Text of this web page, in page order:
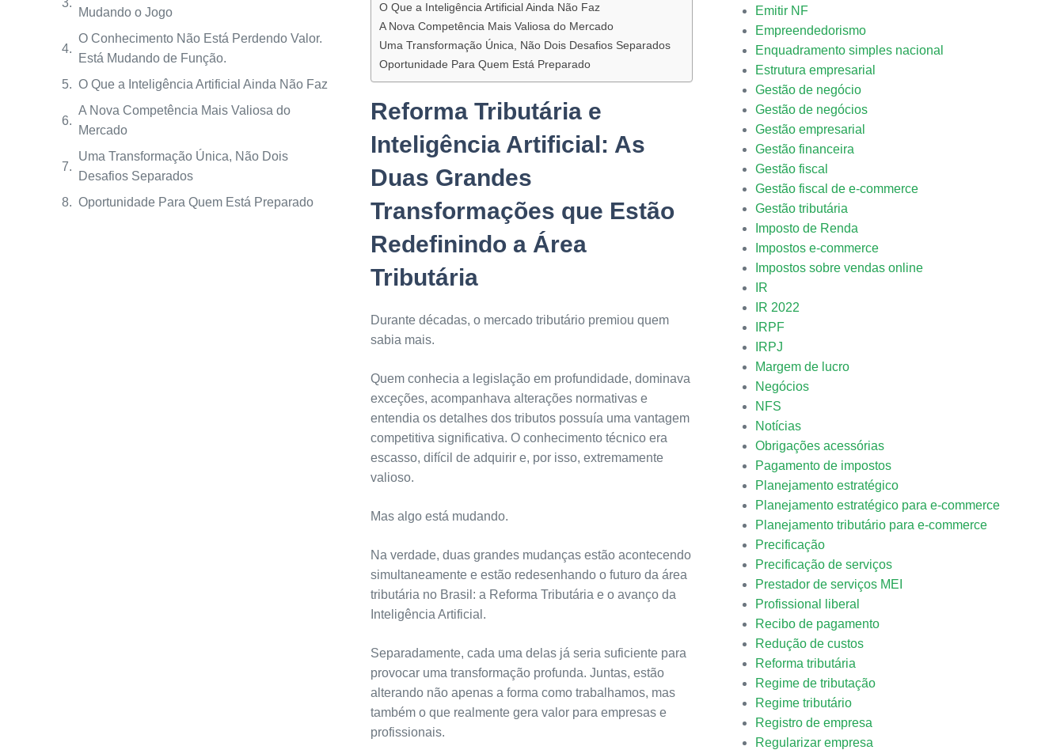
Mudando o Jogo
O Conhecimento Não Está Perdendo Valor.
Está Mudando de Função.
O Que a Inteligência Artificial Ainda Não Faz
A Nova Competência Mais Valiosa do
Mercado
Uma Transformação Única, Não Dois
Desafios Separados
Oportunidade Para Quem Está Preparado
O Que a Inteligência Artificial Ainda Não Faz
A Nova Competência Mais Valiosa do Mercado
Uma Transformação Única, Não Dois Desafios Separados
Oportunidade Para Quem Está Preparado
Reforma Tributária e
Inteligência Artificial: As
Duas Grandes
Transformações que Estão
Redefinindo a Área
Tributária
Durante décadas, o mercado tributário premiou quem
sabia mais.
Quem conhecia a legislação em profundidade, dominava
exceções, acompanhava alterações normativas e
entendia os detalhes dos tributos possuía uma vantagem
competitiva significativa. O conhecimento técnico era
escasso, difícil de adquirir e, por isso, extremamente
valioso.
Mas algo está mudando.
Na verdade, duas grandes mudanças estão acontecendo
simultaneamente e estão redesenhando o futuro da área
tributária no Brasil: a Reforma Tributária e o avanço da
Inteligência Artificial.
Separadamente, cada uma delas já seria suficiente para
provocar uma transformação profunda. Juntas, estão
alterando não apenas a forma como trabalhamos, mas
também o que realmente gera valor para empresas e
profissionais.
Emitir NF
Empreendedorismo
Enquadramento simples nacional
Estrutura empresarial
Gestão de negócio
Gestão de negócios
Gestão empresarial
Gestão financeira
Gestão fiscal
Gestão fiscal de e-commerce
Gestão tributária
Imposto de Renda
Impostos e-commerce
Impostos sobre vendas online
IR
IR 2022
IRPF
IRPJ
Margem de lucro
Negócios
NFS
Notícias
Obrigações acessórias
Pagamento de impostos
Planejamento estratégico
Planejamento estratégico para e-commerce
Planejamento tributário para e-commerce
Precificação
Precificação de serviços
Prestador de serviços MEI
Profissional liberal
Recibo de pagamento
Redução de custos
Reforma tributária
Regime de tributação
Regime tributário
Registro de empresa
Regularizar empresa